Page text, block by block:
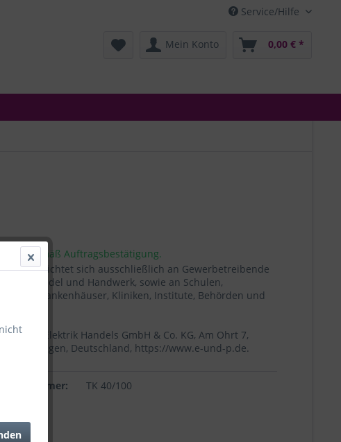
Service/Hilfe
Mein Konto 0,00 € *
gemäß Auftragsbestätigung.
richtet sich ausschließlich an Gewerbetreibende
Handel und Handwerk, sowie an Schulen,
Krankenhäuser, Kliniken, Institute, Behörden und
e+p Elektrik Handels GmbH & Co. KG, Am Ohrt 7,
Ense-Höingen, Deutschland, https://www.e-und-p.de.
TK 40/100